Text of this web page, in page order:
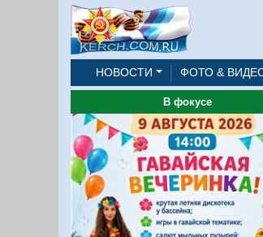
НОВОСТИ ФОТО &
В фокусе